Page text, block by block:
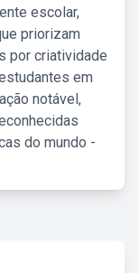
escolar,
priorizam
por criatividade
em
notável,
do mundo -